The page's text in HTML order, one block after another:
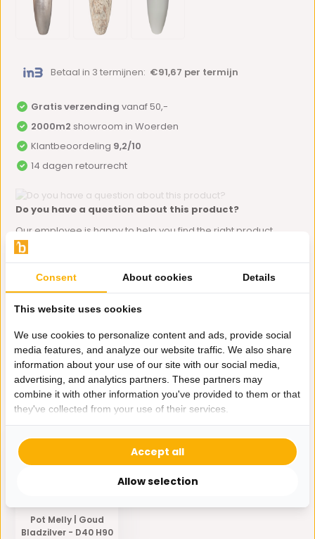
Betaal in 3 termijnen: €91,67 per termijn
Gratis verzending vanaf 50,-
2000m2 showroom in Woerden
Klantbeoordeling 9,2/10
14 dagen retourrecht
Do you have a question about this product?
Our employee is happy to help you find the right product
Specificaties
Delen
Eerder bekeken door jou
Pot Melly | Goud
Bladzilver - D40 H90
Consent About cookies Details
This website uses cookies
We use cookies to personalize content and ads, provide social
media features, and analyze our website traffic. We also share
information about your use of our site with our social media,
advertising, and analytics partners. These partners may
combine it with other information you've provided to them or that
they've collected from your use of their services.
Allow selection
Accept all